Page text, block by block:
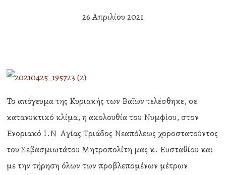
26 Απριλίου 2021
Το απόγευμα της Κυριακής των Βαΐων τελέσθηκε, σε
κατανυκτικό κλίμα, η ακολουθία του Νυμφίου, στον
Ενοριακό Ι.Ν Αγίας Τριάδος Νεαπόλεως χοροστατούντος
του Σεβασμιωτάτου Μητροπολίτη μας κ. Ευσταθίου και
με την τήρηση όλων των προβλεπομένων μέτρων